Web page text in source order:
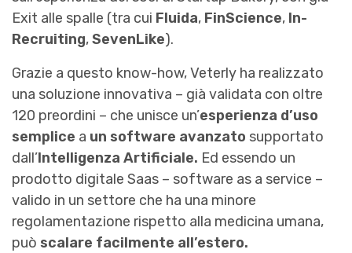
Exit alle spalle (tra cui Fluida, FinScience, In-
Recruiting,SevenLike).
Grazie a questo know-how, Veterly ha realizzato
una soluzione innovativa – già validata con oltre
120 preordini – che unisce un’esperienza d’uso
semplice a un software avanzato supportato
dall’Intelligenza Artificiale. Ed essendo un
prodotto digitale Saas – software as a service –
valido in un settore che ha una minore
regolamentazione rispetto alla medicina umana,
può scalare facilmente all’estero.